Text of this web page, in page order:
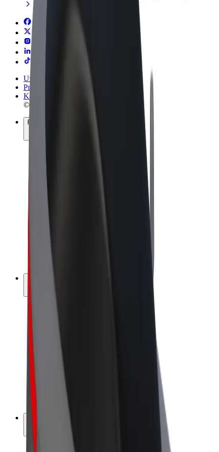
Uvjeti i odredbe
Privatnost
Kolačići
© 2026 Bolt Technology OÜ
Proizvodi
Romobili
Bolt Market
Bolt Food
Bolt Drive
Bolt for Business
Zarađuj uz Bolt
Zarada vozača
Zarada dostavljača
Franšize
Tvrtka